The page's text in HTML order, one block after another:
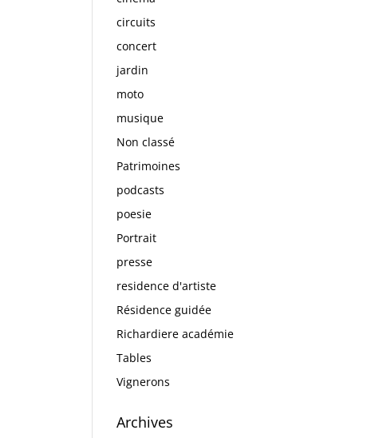
circuits
concert
jardin
moto
musique
Non classé
Patrimoines
podcasts
poesie
Portrait
presse
residence d'artiste
Résidence guidée
Richardiere académie
Tables
Vignerons
Archives